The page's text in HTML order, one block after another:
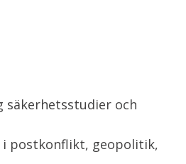
säkerhetsstudier och
i postkonflikt, geopolitik,